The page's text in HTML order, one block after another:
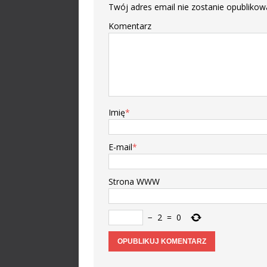
Twój adres email nie zostanie
Komentarz
Imię*
E-mail*
Strona WWW
− 2 = 0